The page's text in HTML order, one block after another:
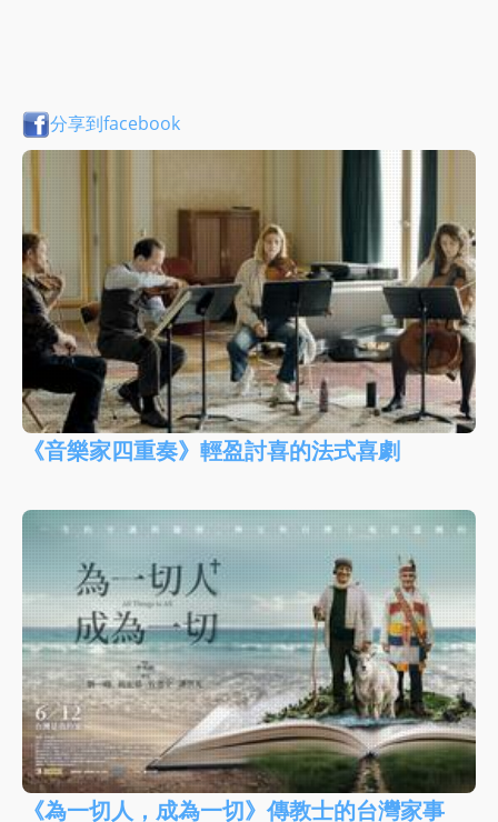
分享到facebook
《音樂家四重奏》輕盈討喜的法式喜劇
《為一切人，成為一切》傳教士的台灣家事